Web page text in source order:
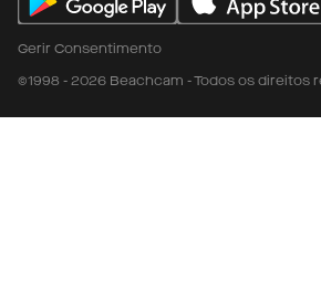
Gerir Consentimento
©1998 - 2026 Beachcam - Todos os direitos